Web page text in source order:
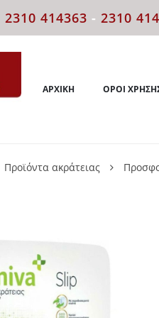
2310 414363 - 2310
ΑΡΧΙΚΉ ΌΡΟΙ
Προϊόντα ακράτειας